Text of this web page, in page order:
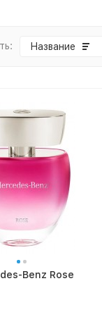
Название
Benz Rose